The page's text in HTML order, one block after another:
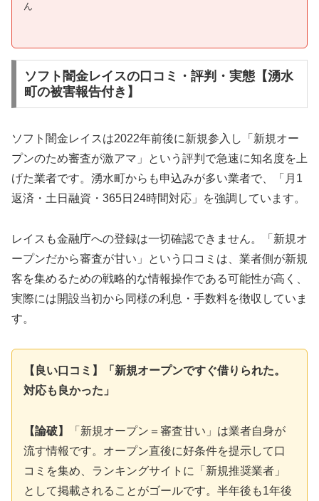
ん
ソフト闇金レイスの口コミ・評判・実態【湧水
町の被害報告付き】
ソフト闇金レイスは2022年前後に新規参入し「新規オー
プンのため審査が激アマ」という評判で急速に知名度を上
げた業者です。湧水町からも申込みが多い業者で、「月1
返済・土日融資・365日24時間対応」を強調しています。
レイスも金融庁への登録は一切確認できません。「新規オ
ープンだから審査が甘い」という口コミは、業者側が新規
客を集めるための戦略的な情報操作である可能性が高く、
実際には開設当初から同様の利息・手数料を徴収していま
す。
【良い口コミ】「新規オープンですぐ借りられた。
対応も良かった」
【論破】
「新規オープン＝審査甘い」は業者自身が
流す情報です。オープン直後に好条件を提示して口
コミを集め、ランキングサイトに「新規推奨業者」
として掲載されることがゴールです。半年後も1年後